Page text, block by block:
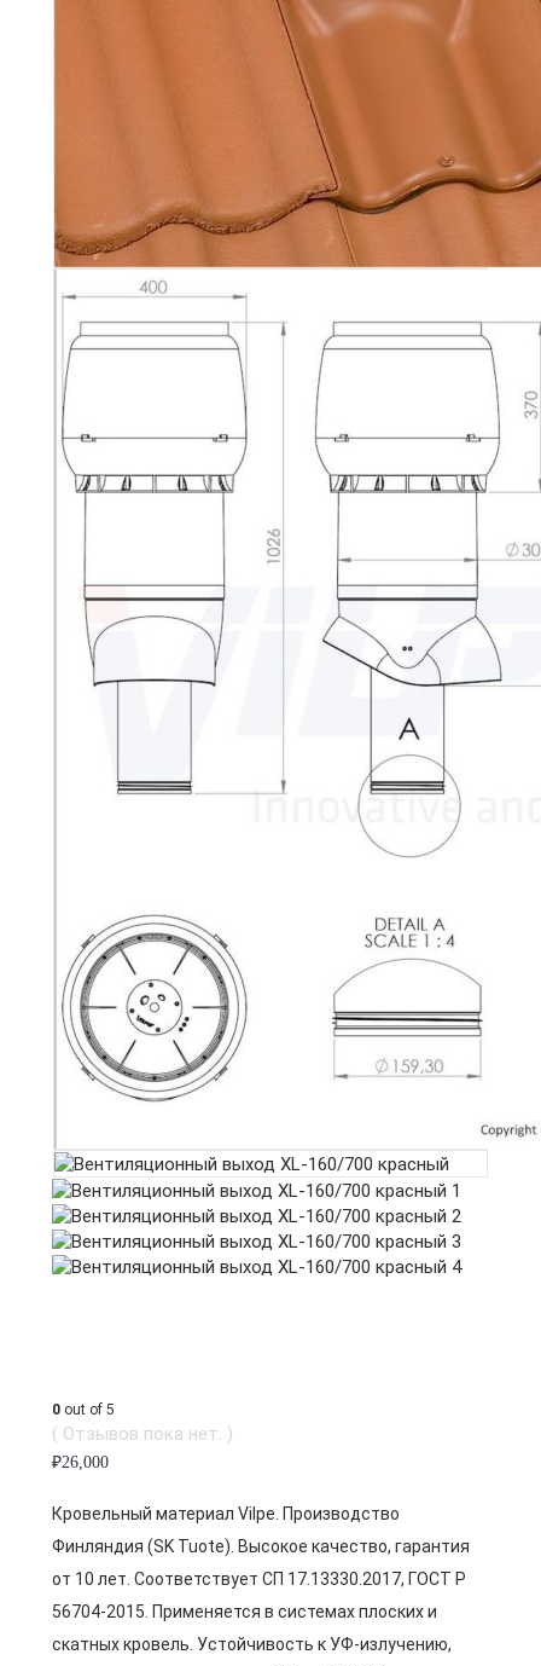
0 out of 5
( Отзывов пока нет. )
₽26,000
Кровельный материал Vilpe. Производство
Финляндия (SK Tuote). Высокое качество, гарантия
от 10 лет. Соответствует СП 17.13330.2017, ГОСТ Р
56704-2015. Применяется в системах плоских и
скатных кровель. Устойчивость к УФ-излучению,